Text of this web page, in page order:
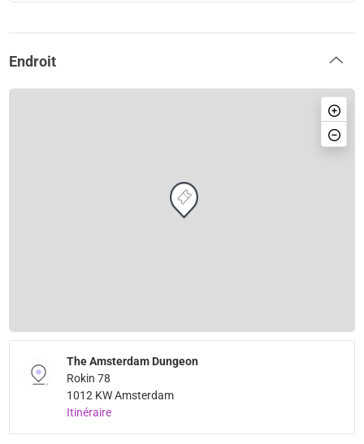
Endroit
The Amsterdam Dungeon
Rokin 78
1012 KW Amsterdam
Itinéraire